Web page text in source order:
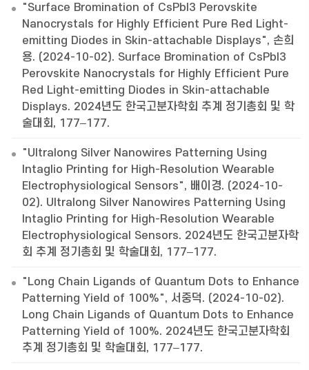
"Surface Bromination of CsPbI3 Perovskite
Nanocrystals for Highly Efficient Pure Red Light-
emitting Diodes in Skin-attachable Displays", 손희
용. (2024-10-02). Surface Bromination of CsPbI3
Perovskite Nanocrystals for Highly Efficient Pure
Red Light-emitting Diodes in Skin-attachable
Displays. 2024년도 한국고분자학회 추계 정기총회 및 학
술대회, 177–177.
"Ultralong Silver Nanowires Patterning Using
Intaglio Printing for High-Resolution Wearable
Electrophysiological Sensors", 배이경. (2024-10-
02). Ultralong Silver Nanowires Patterning Using
Intaglio Printing for High-Resolution Wearable
Electrophysiological Sensors. 2024년도 한국고분자학
회 추계 정기총회 및 학술대회, 177–177.
"Long Chain Ligands of Quantum Dots to Enhance
Patterning Yield of 100%", 서중덕. (2024-10-02).
Long Chain Ligands of Quantum Dots to Enhance
Patterning Yield of 100%. 2024년도 한국고분자학회
추계 정기총회 및 학술대회, 177–177.